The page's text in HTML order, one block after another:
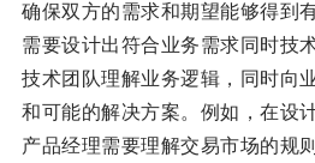
确保双方的需求和期望能够得到
需要设计出符合业务需求同时技
技术团队理解业务逻辑，同时向
和可能的解决方案。例如，在设
产品经理需要理解交易市场的规